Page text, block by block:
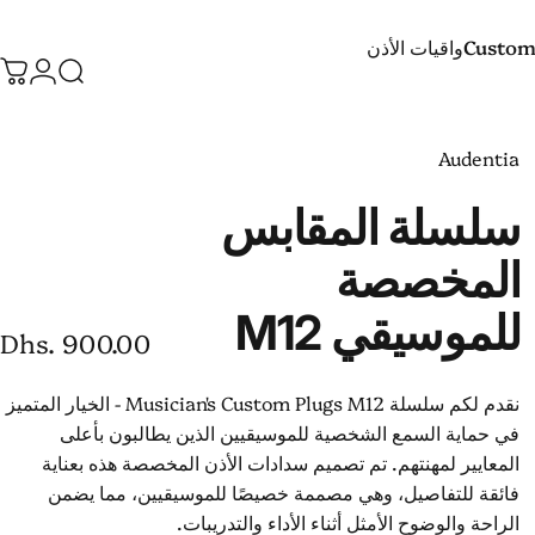
واقيات الأذن
يبحث
Audentia
سلسلة المقابس
المخصصة
للموسيقي M12
Dhs. 900.00
نقدم لكم سلسلة Musician's Custom Plugs M12 - الخيار المتميز
في حماية السمع الشخصية للموسيقيين الذين يطالبون بأعلى
المعايير لمهنتهم. تم تصميم سدادات الأذن المخصصة هذه بعناية
فائقة للتفاصيل، وهي مصممة خصيصًا للموسيقيين، مما يضمن
الراحة والوضوح الأمثل أثناء الأداء والتدريبات.